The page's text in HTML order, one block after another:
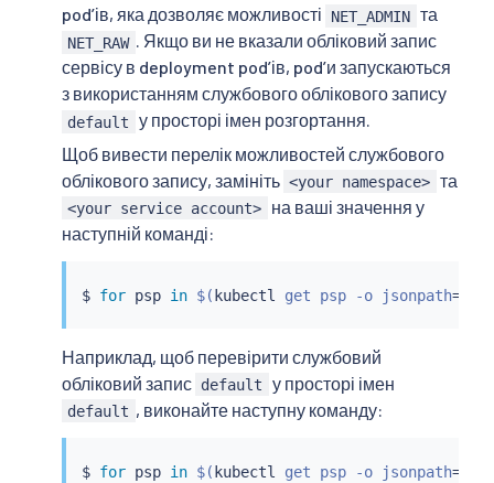
podʼів, яка дозволяє можливості
NET_ADMIN та
NET_RAW . Якщо ви не вказали обліковий запис
сервісу в deployment podʼів, podʼи запускаються
з використанням службового облікового запису
default
у просторі імен розгортання.
Щоб вивести перелік можливостей службового
облікового запису, замініть <your namespace> та
<your service account>
на ваші значення у
наступній команді:
$ for psp in $( kubectl get psp -o jsonpath=
Наприклад, щоб перевірити службовий
обліковий запис default у просторі імен
default , виконайте наступну команду:
$ for psp in $( kubectl get psp -o jsonpath=